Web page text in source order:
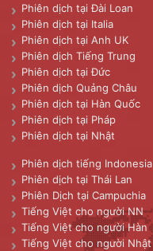
Phiên dịch tại Đài Loan
Phiên dịch tại Italia
Phiên dịch tại Anh UK
Phiên dịch Tiếng Trung
Phiên dịch tại Đức
Phiên dịch Quảng Châu
Phiên dịch tại Hàn Quốc
Phiên dịch tại Pháp
Phiên dịch tại Nhật
Phiên dịch tiếng Indonesia
Phiên dịch tại Thái Lan
Phiên Dịch tại Campuchia
Tiếng Việt cho người NN
Tiếng Việt cho người Hàn
Tiếng Việt cho người Nhật